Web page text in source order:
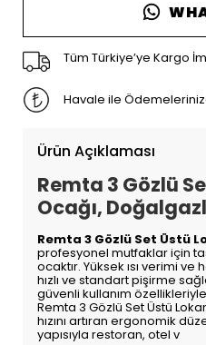
Tüm Türkiye’ye Kargo
Havale ile
Ürün Açıklaması
Remta 3 Gözlü
Ocağı,
Remta 3 Gözlü Set Üstü
profesyonel mutfaklar için
ocaktır. Yüksek ısı verimi ve
hızlı ve standart pişirme
güvenli kullanım
Remta 3 Gözlü Set Üstü
hızını artıran ergonomik
yapısıyla restoran, otel v